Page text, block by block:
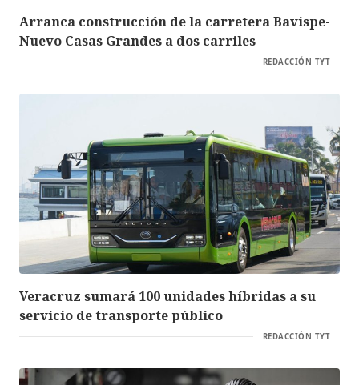
Arranca construcción de la carretera Bavispe-
Nuevo Casas Grandes a dos carriles
REDACCIÓN TYT
Veracruz sumará 100 unidades híbridas a su
servicio de transporte público
REDACCIÓN TYT